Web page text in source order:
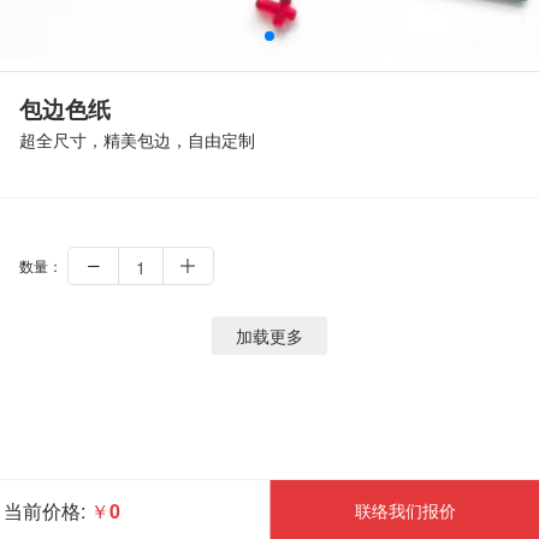
包边色纸
超全尺寸，精美包边，自由定制
数量：
加载更多
当前价格: ￥0 联络我们报价